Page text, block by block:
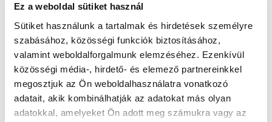
Ez a weboldal sütiket használ
Sütiket használunk a tartalmak és hirdetések személyre
szabásához, közösségi funkciók biztosításához,
valamint weboldalforgalmunk elemzéséhez. Ezenkívül
közösségi média-, hirdető- és elemező partnereinkkel
megosztjuk az Ön weboldalhasználatra vonatkozó
adatait, akik kombinálhatják az adatokat más olyan
adatokkal, amelyeket Ön adott meg számukra vagy az